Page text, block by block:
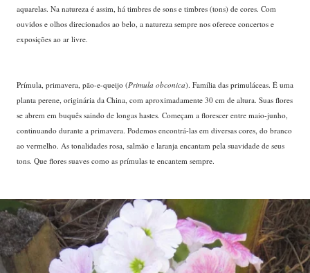
aquarelas. Na natureza é assim, há timbres de sons e timbres (tons) de cores. Com
ouvidos e olhos direcionados ao belo, a natureza sempre nos oferece concertos e
exposições ao ar livre.
Prímula, primavera, pão-e-queijo (Primula obconica). Família das primuláceas. É uma
planta perene, originária da China, com aproximadamente 30 cm de altura. Suas flores
se abrem em buquês saindo de longas hastes. Começam a florescer entre maio-junho,
continuando durante a primavera. Podemos encontrá-las em diversas cores, do branco
ao vermelho. As tonalidades rosa, salmão e laranja encantam pela suavidade de seus
tons. Que flores suaves como as prímulas te encantem sempre.